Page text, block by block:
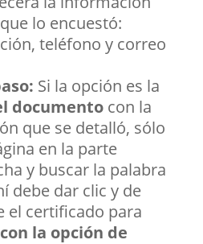
lo encuestó:
teléfono y correo
Si la opción es la
documentocon la
que se detalló, sólo
en la parte
y buscar la palabra
debe dar clic y de
el certificado para
la opción de